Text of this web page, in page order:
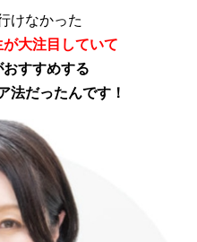
けなかった
大注目していて
すすめする
法だったんです！